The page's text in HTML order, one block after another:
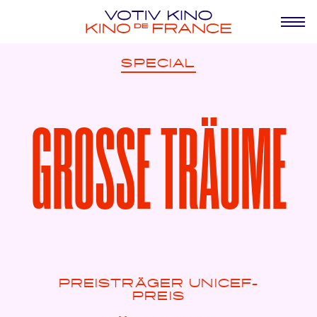
SPECIAL
GROSSE TRÄUME
PREISTRÄGER UNICEF-
PREIS